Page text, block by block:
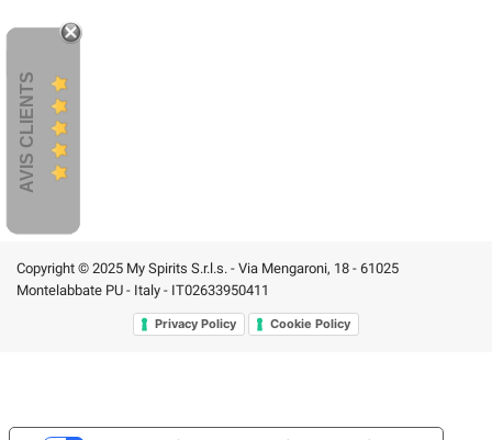
AVIS CLIENTS
Copyright © 2025 My Spirits S.r.l.s. - Via Mengaroni, 18 - 61025
Montelabbate PU - Italy - IT02633950411
Privacy Policy Cookie Policy